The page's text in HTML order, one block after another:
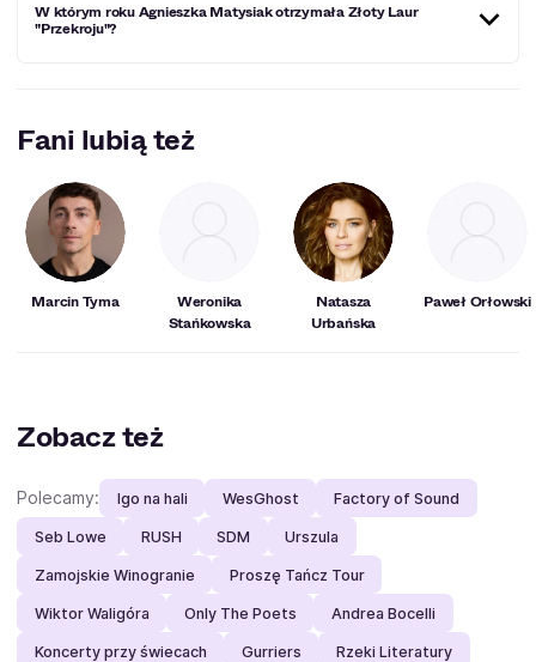
W którym roku Agnieszka Matysiak otrzymała Złoty Laur
"Przekroju"?
Fani lubią też
Marcin Tyma
Weronika
Stańkowska
Natasza
Urbańska
Paweł Orłowski
Zobacz też
Polecamy: Igo na hali WesGhost Factory of Sound
Seb Lowe RUSH SDM Urszula
Zamojskie Winogranie Proszę Tańcz Tour
Wiktor Waligóra Only The Poets Andrea Bocelli
Koncerty przy świecach Gurriers Rzeki Literatury